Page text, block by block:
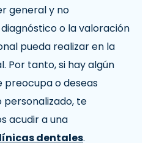
general y no
o la valoración
pueda realizar en la
Por tanto, si hay algún
preocupa o deseas
te
acudir a una
dentales.